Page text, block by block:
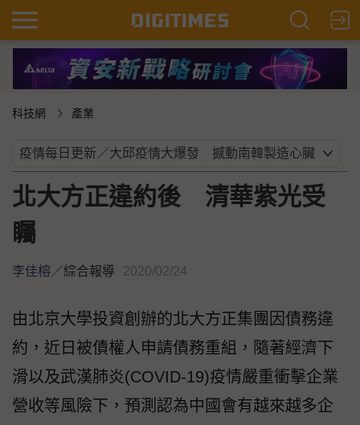
科技網 產業
北大方正違約後 清華紫光受
矚
李佳榕／綜合報導 2020/02/24
由北京大學投資創辦的北大方正集團因債務違
約，近日被債權人申請債務重組，隨著經濟下
滑以及武漢肺炎(COVID-19)疫情嚴重衝擊企業
營收等風險下，預測認為中國會有越來越多企